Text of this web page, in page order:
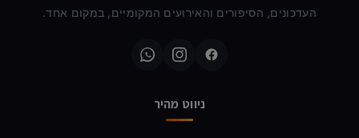
העדכונים, הסיפורים והאירועים המקומיים, במקום אחד.
ניווט מהיר